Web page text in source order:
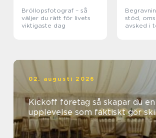
Bröllopsfotograf – så
väljer du rätt för livets
viktigaste dag
stöd,
avsked i
02. augusti 2026
Kickoff företag så skapar du en
upplevelse som faktiskt gör